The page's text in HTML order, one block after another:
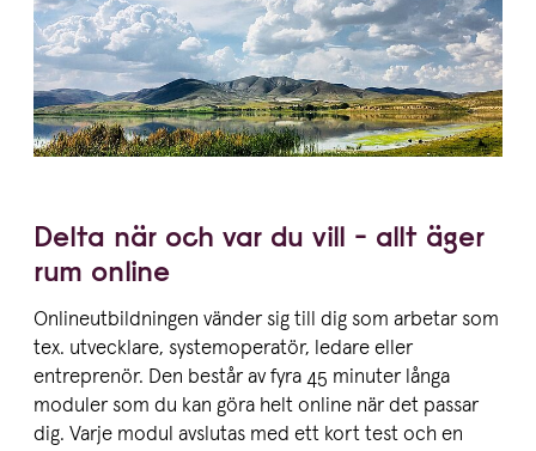
Delta när och var du vill - allt äger
rum online
Onlineutbildningen vänder sig till dig som arbetar som
tex. utvecklare, systemoperatör, ledare eller
entreprenör. Den består av fyra 45 minuter långa
moduler som du kan göra helt online när det passar
dig. Varje modul avslutas med ett kort test och en